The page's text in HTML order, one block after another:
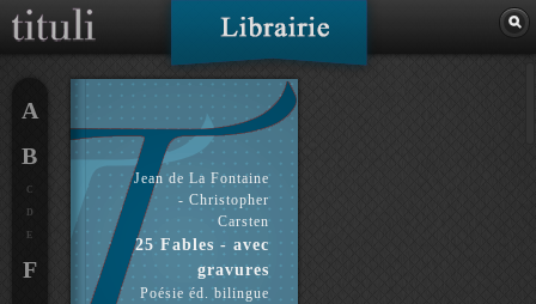
Jean de La Fontaine
- Christopher
Carsten
25 Fables - avec
gravures
Poésie éd. bilingue
A
B
C
D
E
F